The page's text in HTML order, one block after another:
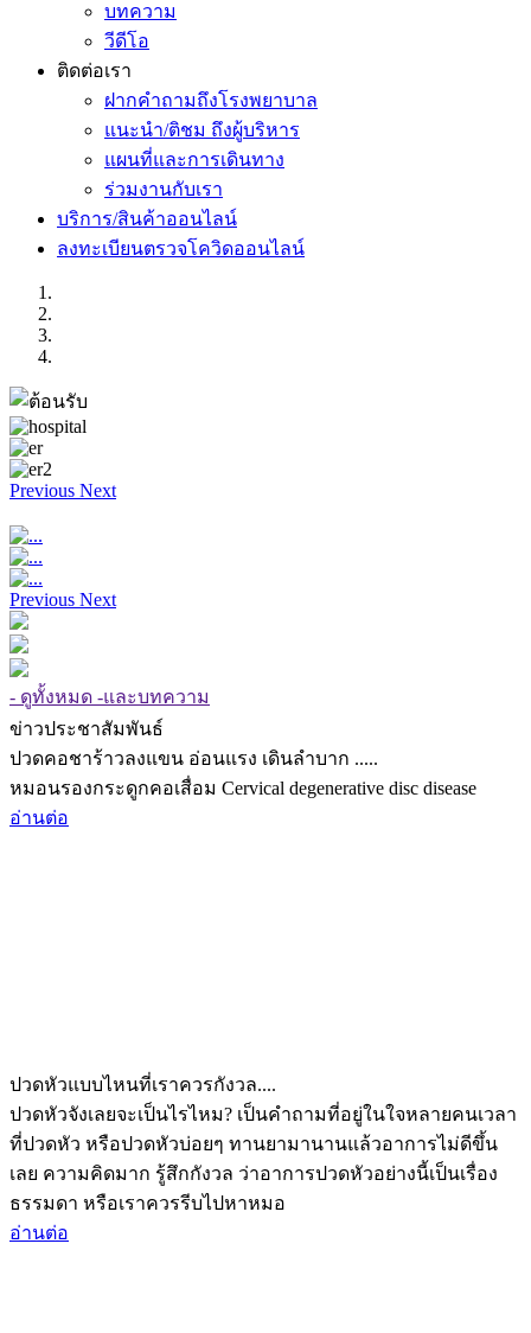
บทความ
วีดีโอ
ติดต่อเรา
ฝากคำถามถึงโรงพยาบาล
แนะนำ/ติชม ถึงผู้บริหาร
แผนที่และการเดินทาง
ร่วมงานกับเรา
บริการ/สินค้าออนไลน์
ลงทะเบียนตรวจโควิดออนไลน์
Previous Next
Previous Next
- ดูทั้งหมด -และบทความ
ข่าวประชาสัมพันธ์
ปวดคอชาร้าวลงแขน อ่อนแรง เดินลำบาก .....
หมอนรองกระดูกคอเสื่อม Cervical degenerative disc disease
อ่านต่อ
ปวดหัวแบบไหนที่เราควรกังวล....
ปวดหัวจังเลยจะเป็นไรไหม? เป็นคำถามที่อยู่ในใจหลายคนเวลา
ที่ปวดหัว หรือปวดหัวบ่อยๆ ทานยามานานแล้วอาการไม่ดีขึ้น
เลย ความคิดมาก รู้สึกกังวล ว่าอาการปวดหัวอย่างนี้เป็นเรื่อง
ธรรมดา หรือเราควรรีบไปหาหมอ
อ่านต่อ